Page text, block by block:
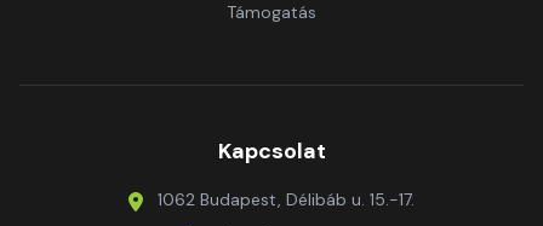
Támogatás
Kapcsolat
1062 Budapest, Délibáb u. 15.-17.